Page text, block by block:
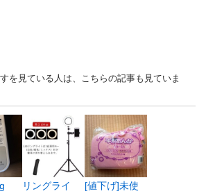
を見ている人は、こちらの記事も見ていま
リングライ
[値下げ]未使